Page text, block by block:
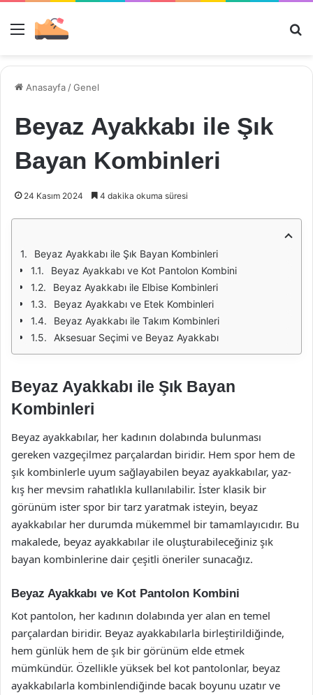
Menü
Anasayfa /Genel
Beyaz Ayakkabı ile Şık
Bayan Kombinleri
24 Kasım 2024 4 dakika okuma süresi
Beyaz Ayakkabı ile Şık Bayan Kombinleri
Beyaz Ayakkabı ve Kot Pantolon Kombini
Beyaz Ayakkabı ile Elbise Kombinleri
Beyaz Ayakkabı ve Etek Kombinleri
Beyaz Ayakkabı ile Takım Kombinleri
Aksesuar Seçimi ve Beyaz Ayakkabı
Beyaz Ayakkabı ile Şık Bayan
Kombinleri
Beyaz ayakkabılar, her kadının dolabında bulunması
gereken vazgeçilmez parçalardan biridir. Hem spor hem de
şık kombinlerle uyum sağlayabilen beyaz ayakkabılar, yaz-
kış her mevsim rahatlıkla kullanılabilir. İster klasik bir
görünüm ister spor bir tarz yaratmak isteyin, beyaz
ayakkabılar her durumda mükemmel bir tamamlayıcıdır. Bu
makalede, beyaz ayakkabılar ile oluşturabileceğiniz şık
bayan kombinlerine dair çeşitli öneriler sunacağız.
Beyaz Ayakkabı ve Kot Pantolon Kombini
Kot pantolon, her kadının dolabında yer alan en temel
parçalardan biridir. Beyaz ayakkabılarla birleştirildiğinde,
hem günlük hem de şık bir görünüm elde etmek
mümkündür. Özellikle yüksek bel kot pantolonlar, beyaz
ayakkabılarla kombinlendiğinde bacak boyunu uzatır ve